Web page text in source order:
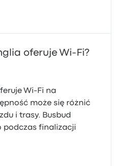
oferuje Wi-Fi?
Wi‑Fi na
może się różnić
i trasy. Busbud
podczas finalizacji